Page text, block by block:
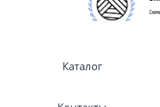
Каталог